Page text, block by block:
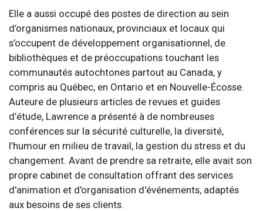
Elle a aussi occupé des postes de direction au sein
d’organismes nationaux, provinciaux et locaux qui
s’occupent de développement organisationnel, de
bibliothèques et de préoccupations touchant les
communautés autochtones partout au Canada, y
compris au Québec, en Ontario et en Nouvelle-Écosse.
Auteure de plusieurs articles de revues et guides
d’étude, Lawrence a présenté à de nombreuses
conférences sur la sécurité culturelle, la diversité,
l’humour en milieu de travail, la gestion du stress et du
changement. Avant de prendre sa retraite, elle avait son
propre cabinet de consultation offrant des services
d'animation et d'organisation d'événements, adaptés
aux besoins de ses clients.